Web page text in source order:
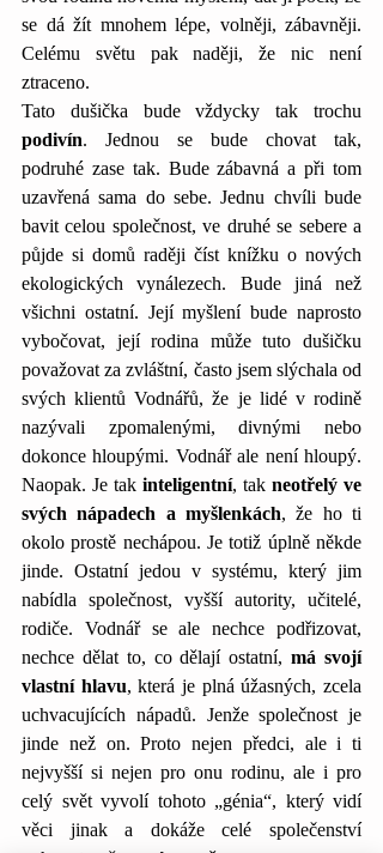
se dá žít mnohem lépe, volněji, zábavněji.
Celému světu pak naději, že nic není
ztraceno.
podivín. Jednou se bude chovat tak,
podruhé zase tak. Bude zábavná a při tom
uzavřená sama do sebe. Jednu chvíli bude
bavit celou společnost, ve druhé se sebere a
půjde si domů raději číst knížku o nových
ekologických vynálezech. Bude jiná než
všichni ostatní. Její myšlení bude naprosto
vybočovat, její rodina může tuto dušičku
považovat za zvláštní, často jsem slýchala od
svých klientů Vodnářů, že je lidé v rodině
nazývali zpomalenými, divnými nebo
dokonce hloupými. Vodnář ale není hloupý.
Naopak. Je tak inteligentní, tak neotřelý ve
svých nápadech a myšlenkách, že ho ti
okolo prostě nechápou. Je totiž úplně někde
jinde. Ostatní jedou v systému, který jim
nabídla společnost, vyšší autority, učitelé,
rodiče. Vodnář se ale nechce podřizovat,
nechce dělat to, co dělají ostatní, má svojí
vlastní hlavu, která je plná úžasných, zcela
uchvacujících nápadů. Jenže společnost je
jinde než on. Proto nejen předci, ale i ti
nejvyšší si nejen pro onu rodinu, ale i pro
celý svět vyvolí tohoto „génia“, který vidí
věci jinak a dokáže celé společenství